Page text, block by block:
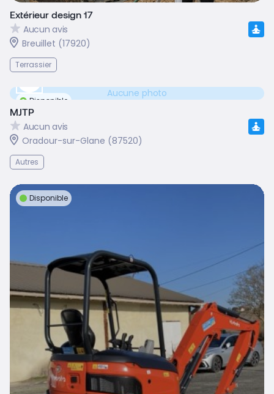
Extérieur design 17
Aucun avis
Breuillet (17920)
Terrassier
Disponible
Aucune photo
MJTP
Aucun avis
Oradour-sur-Glane (87520)
Autres
Disponible